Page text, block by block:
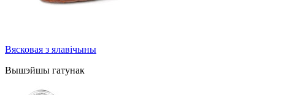
Вясковая з ялавічыны
Вышэйшы гатунак